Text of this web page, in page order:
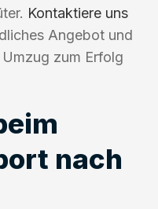
Kontaktiere uns
Angebot und
zum Erfolg
nach